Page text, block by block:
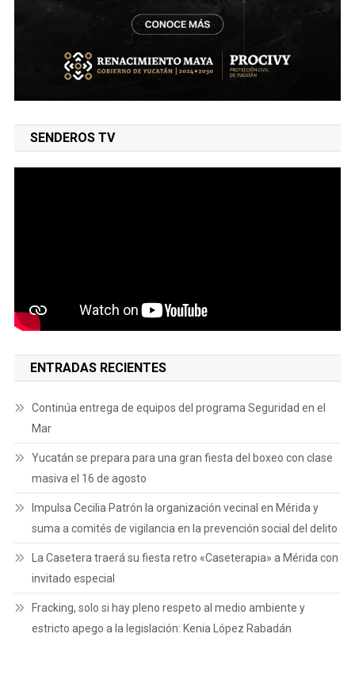
SENDEROS TV
ENTRADAS RECIENTES
Continúa entrega de equipos del programa Seguridad en el
Mar
Yucatán se prepara para una gran fiesta del boxeo con clase
masiva el 16 de agosto
Impulsa Cecilia Patrón la organización vecinal en Mérida y
suma a comités de vigilancia en la prevención social del delito
La Casetera traerá su fiesta retro «Caseterapia» a Mérida con
invitado especial
Fracking, solo si hay pleno respeto al medio ambiente y
estricto apego a la legislación: Kenia López Rabadán